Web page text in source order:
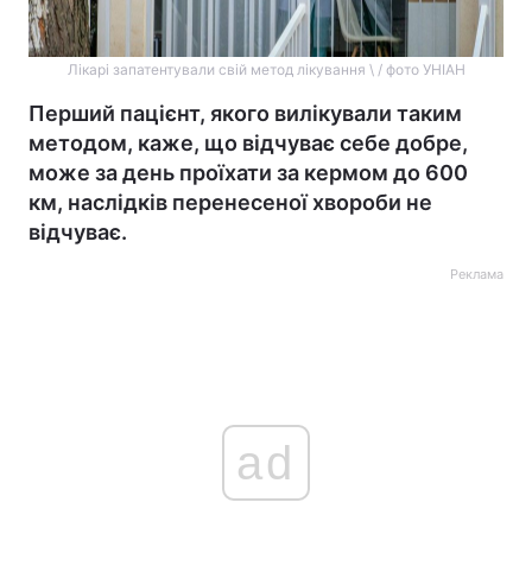
Лікарі запатентували свій метод лікування \ / фото УНІАН
Перший пацієнт, якого вилікували таким
методом, каже, що відчуває себе добре,
може за день проїхати за кермом до 600
км, наслідків перенесеної хвороби не
відчуває.
Реклама
ad